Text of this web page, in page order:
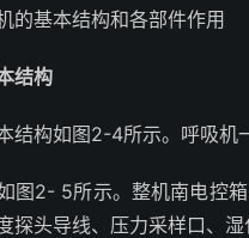
的基本结构和各部件作用
结构
结构如图2-4所示。呼吸机
图2- 5所示。整机南电控
探头导线、压力采样口、